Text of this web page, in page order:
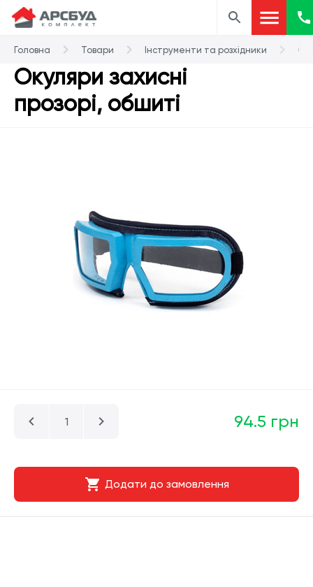
Головна Товари Інструменти та розхідники
Окуляри захисні
прозорі, обшиті
94.5 грн
Додати до замовлення